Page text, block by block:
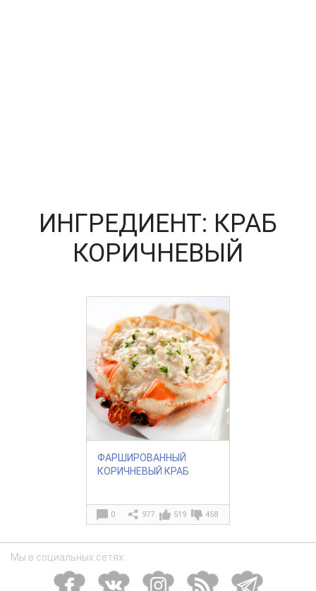
ИНГРЕДИЕНТ: КРАБ
КОРИЧНЕВЫЙ
ФАРШИРОВАННЫЙ
КОРИЧНЕВЫЙ КРАБ
0 977 519 458
Мы в социальных сетях: